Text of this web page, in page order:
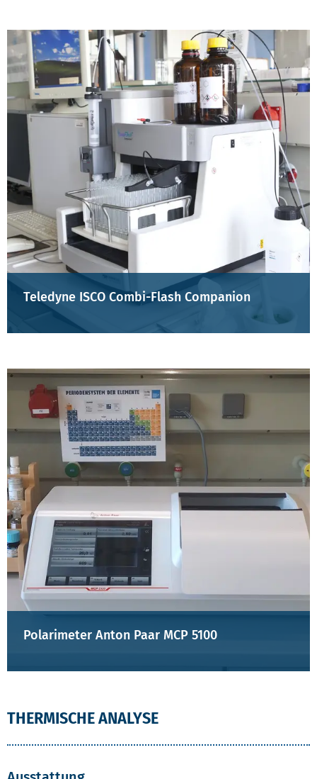
Teledyne ISCO Combi-Flash Companion
Polarimeter Anton Paar MCP 5100
THERMISCHE ANALYSE